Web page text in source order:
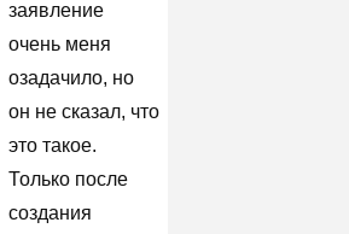
заявление
очень меня
озадачило, но
он не сказал, что
это такое.
Только после
создания